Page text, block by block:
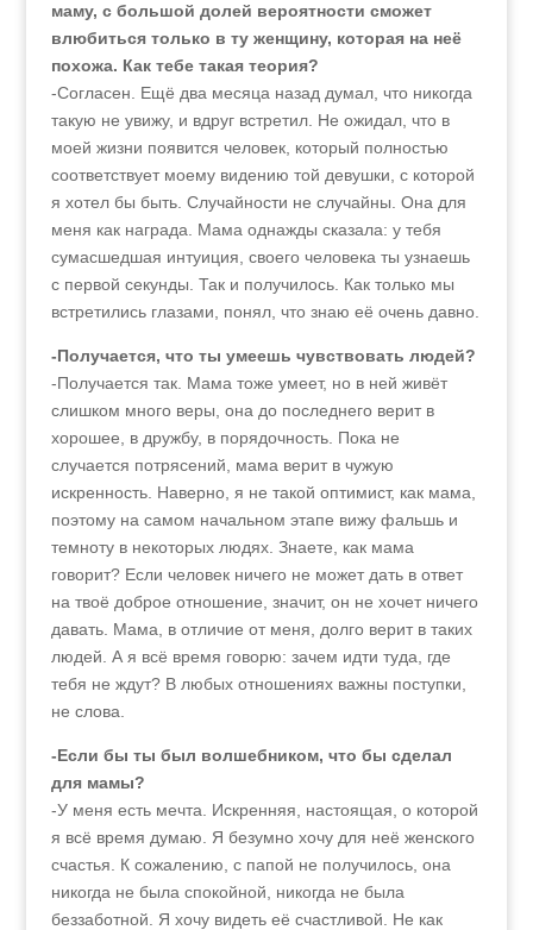
маму, с большой долей вероятности сможет
влюбиться только в ту женщину, которая на неё
похожа. Как тебе такая теория?
-Согласен. Ещё два месяца назад думал, что никогда
такую не увижу, и вдруг встретил. Не ожидал, что в
моей жизни появится человек, который полностью
соответствует моему видению той девушки, с которой
я хотел бы быть. Случайности не случайны. Она для
меня как награда. Мама однажды сказала: у тебя
сумасшедшая интуиция, своего человека ты узнаешь
с первой секунды. Так и получилось. Как только мы
встретились глазами, понял, что знаю её очень давно.
-Получается, что ты умеешь чувствовать людей?
-Получается так. Мама тоже умеет, но в ней живёт
слишком много веры, она до последнего верит в
хорошее, в дружбу, в порядочность. Пока не
случается потрясений, мама верит в чужую
искренность. Наверно, я не такой оптимист, как мама,
поэтому на самом начальном этапе вижу фальшь и
темноту в некоторых людях. Знаете, как мама
говорит? Если человек ничего не может дать в ответ
на твоё доброе отношение, значит, он не хочет ничего
давать. Мама, в отличие от меня, долго верит в таких
людей. А я всё время говорю: зачем идти туда, где
тебя не ждут? В любых отношениях важны поступки,
не слова.
-Если бы ты был волшебником, что бы сделал
для мамы?
-У меня есть мечта. Искренняя, настоящая, о которой
я всё время думаю. Я безумно хочу для неё женского
счастья. К сожалению, с папой не получилось, она
никогда не была спокойной, никогда не была
беззаботной. Я хочу видеть её счастливой. Не как